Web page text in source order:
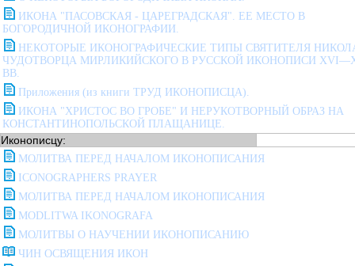
ИКОНА "ПАСОВСКАЯ - ЦАРЕГРАДСКАЯ". ЕЕ МЕСТО В
БОГОРОДИЧНОЙ ИКОНОГРАФИИ.
НЕКОТОРЫЕ ИКОНОГРАФИЧЕСКИЕ ТИПЫ СВЯТИТЕЛЯ
ЧУДОТВОРЦА МИРЛИКИЙСКОГО В РУССКОЙ ИКОНОПИСИ
ВВ.
Приложения (из книги ТРУД ИКОНОПИСЦА).
ИКОНА "ХРИСТОС ВО ГРОБЕ" И НЕРУКОТВОРНЫЙ ОБРАЗ НА
КОНСТАНТИНОПОЛЬСКОЙ ПЛАЩАНИЦЕ.
Иконописцу:
МОЛИТВА ПЕРЕД НАЧАЛОМ ИКОНОПИСАНИЯ
ICONOGRAPHERS PRAYER
МОЛИТВА ПЕРЕД НАЧАЛОМ ИКОНОПИСАНИЯ
MODLITWA IKONOGRAFA
МОЛИТВЫ О НАУЧЕНИИ ИКОНОПИСАНИЮ
ЧИН ОСВЯЩЕНИЯ ИКОН